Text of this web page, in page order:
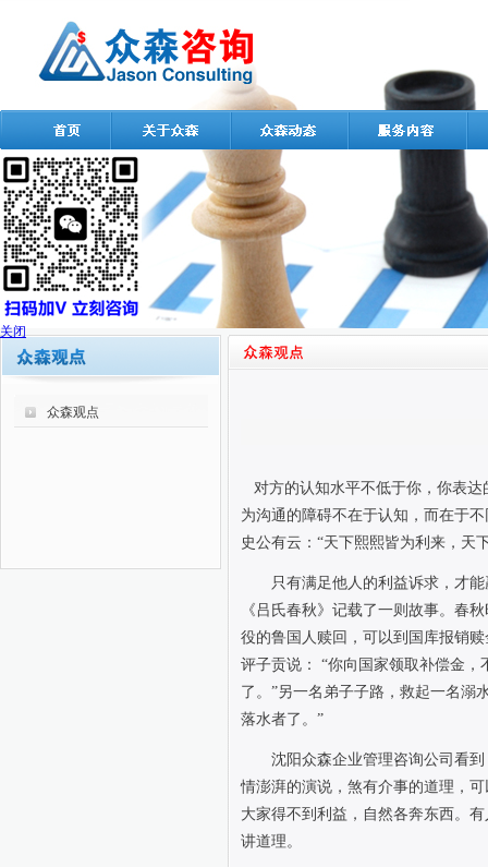
众森观点
对方的认知水平不低于你，你表
为沟通的障碍不在于认知，而在于
史公有云：“天下熙熙皆为利来，天
只有满足他人的利益诉求，才
《吕氏春秋》记载了一则故事。春
役的鲁国人赎回，可以到国库报销
评子贡说：
“你向国家领取补偿金
了。”另一名弟子子路，救起一名溺
落水者了。”
沈阳众森企业管理咨询公司看
情澎湃的演说，煞有介事的道理，
大家得不到利益，自然各奔东西。
讲道理。
关闭